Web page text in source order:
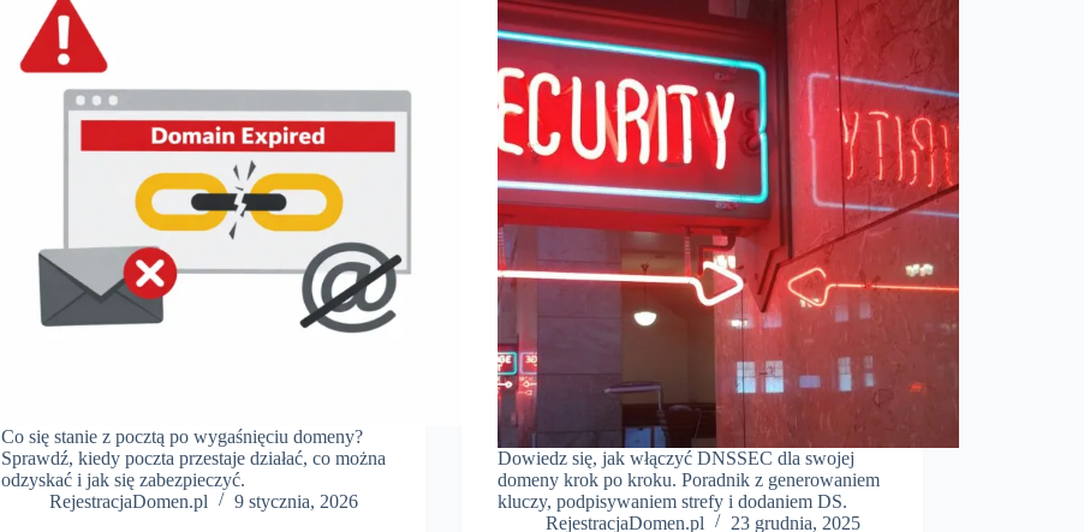
Co się stanie z pocztą po wygaśnięciu domeny?
Sprawdź, kiedy poczta przestaje działać, co można
odzyskać i jak się zabezpieczyć.
RejestracjaDomen.pl
9 stycznia, 2026
Dowiedz się, jak włączyć DNSSEC dla swojej
domeny krok po kroku. Poradnik z generowaniem
kluczy, podpisywaniem strefy i dodaniem DS.
RejestracjaDomen.pl
23 grudnia, 2025